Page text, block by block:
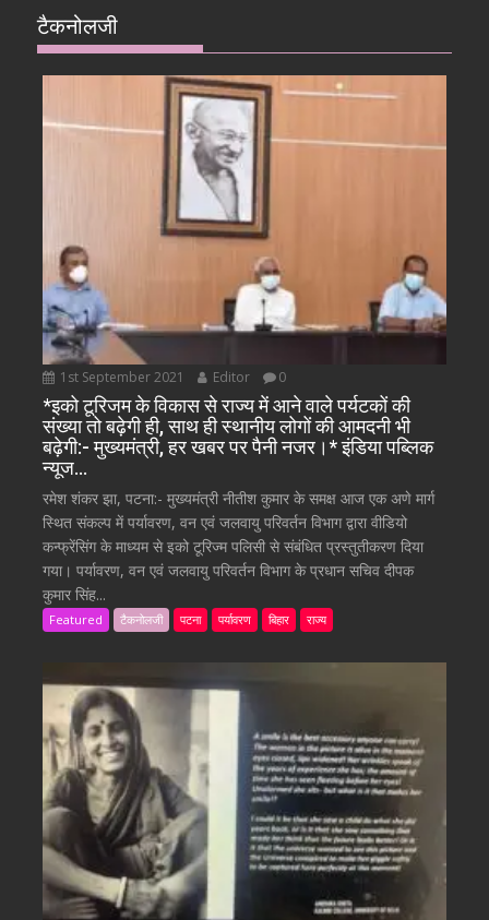
टैकनोलजी
1st September 2021 Editor 0
*इको टूरिजम के विकास से राज्य में आने वाले पर्यटकों की
संख्या तो बढ़ेगी ही, साथ ही स्थानीय लोगों की आमदनी भी
बढ़ेगी:- मुख्यमंत्री, हर खबर पर पैनी नजर।* इंडिया पब्लिक
न्यूज…
रमेश शंकर झा, पटना:- मुख्यमंत्री नीतीश कुमार के समक्ष आज एक अणे मार्ग
स्थित संकल्प में पर्यावरण, वन एवं जलवायु परिवर्तन विभाग द्वारा वीडियो
कन्फ्रेंसिंग के माध्यम से इको टूरिज्म पलिसी से संबंधित प्रस्तुतीकरण दिया
गया। पर्यावरण, वन एवं जलवायु परिवर्तन विभाग के प्रधान सचिव दीपक
कुमार सिंह...
Featured टैकनोलजी पटना पर्यावरण बिहार राज्य